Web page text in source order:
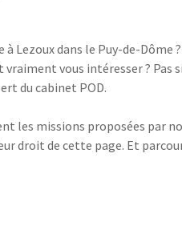
Lezoux dans le Puy-de-Dôme ?
vous intéresser ? Pas
du cabinet POD.
les missions proposées par
droit de cette page. Et